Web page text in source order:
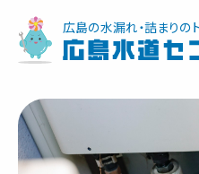
広島の水漏れ・詰まりの
広島水道センター